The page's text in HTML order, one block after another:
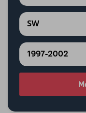
SW
1997-2002